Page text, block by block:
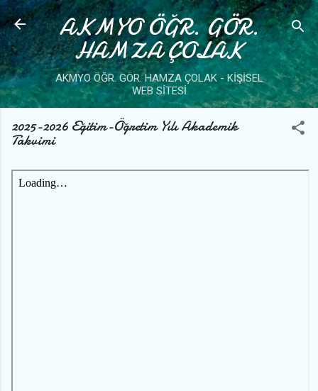
Ana içeriğe atla
AKMYO ÖĞR. GÖR.
HAMZA ÇOLAK
AKMYO ÖĞR. GÖR. HAMZA ÇOLAK - KİŞİSEL
WEB SİTESİ
2025-2026 Eğitim-Öğretim Yılı Akademik
Takvimi